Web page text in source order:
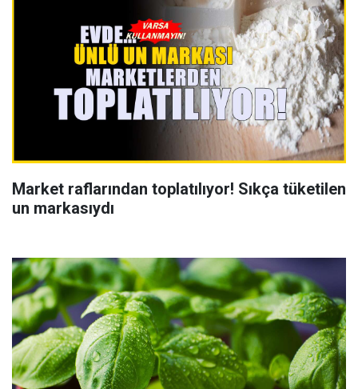
Market raflarından toplatılıyor! Sıkça tüketilen
un markasıydı